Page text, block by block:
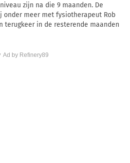
zijn na die 9 maanden. De
meer met fysiotherapeut Rob
terugkeer in de resterende maanden
Ad by Refinery89